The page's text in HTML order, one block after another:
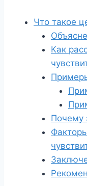
Что такое
Как
Почему